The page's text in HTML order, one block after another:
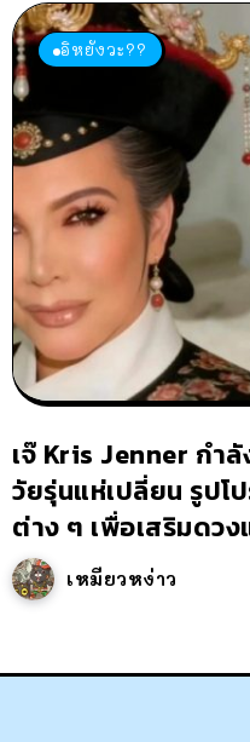
อิหยังวะ??
เจ๊ Kris Jenner กำ
วัยรุ่นแห่เปลี่ยน รูปโ
ต่าง ๆ เพื่อเสริมดว
เหมียวหง่าว